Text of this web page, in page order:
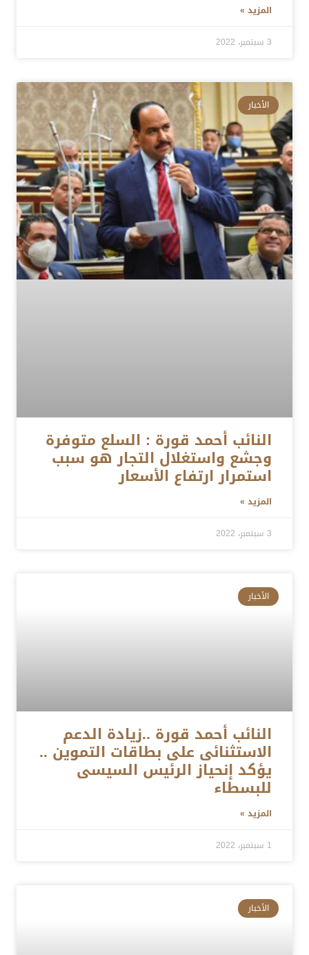
المزيد »
3 سبتمبر، 2022
الأخبار
النائب أحمد قورة : السلع متوفرة
وجشع واستغلال التجار هو سبب
استمرار ارتفاع الأسعار
المزيد »
3 سبتمبر، 2022
الأخبار
النائب أحمد قورة ..زيادة الدعم
الاستثنائى على بطاقات التموين ..
يؤكد إنحياز الرئيس السيسى
للبسطاء
المزيد »
1 سبتمبر، 2022
الأخبار